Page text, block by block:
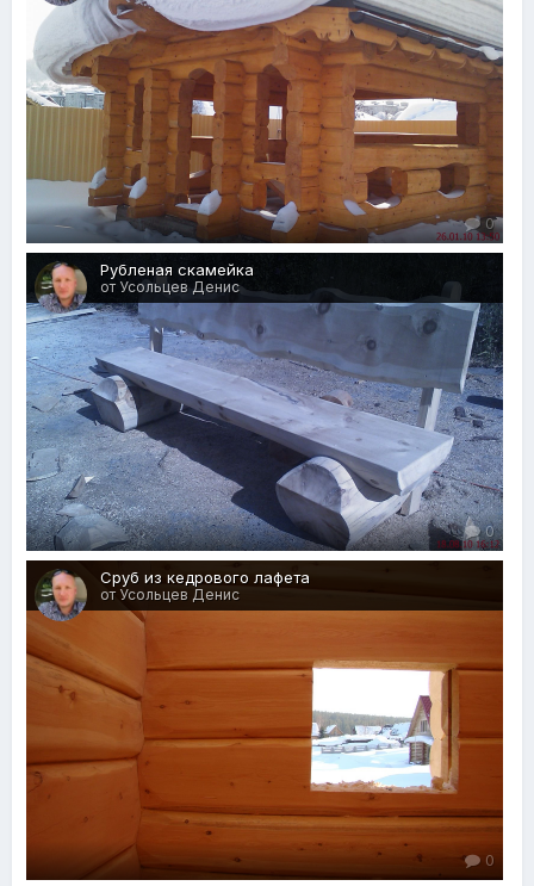
0
Рубленая скамейка
от Усольцев Денис
0
Сруб из кедрового лафета
от Усольцев Денис
0